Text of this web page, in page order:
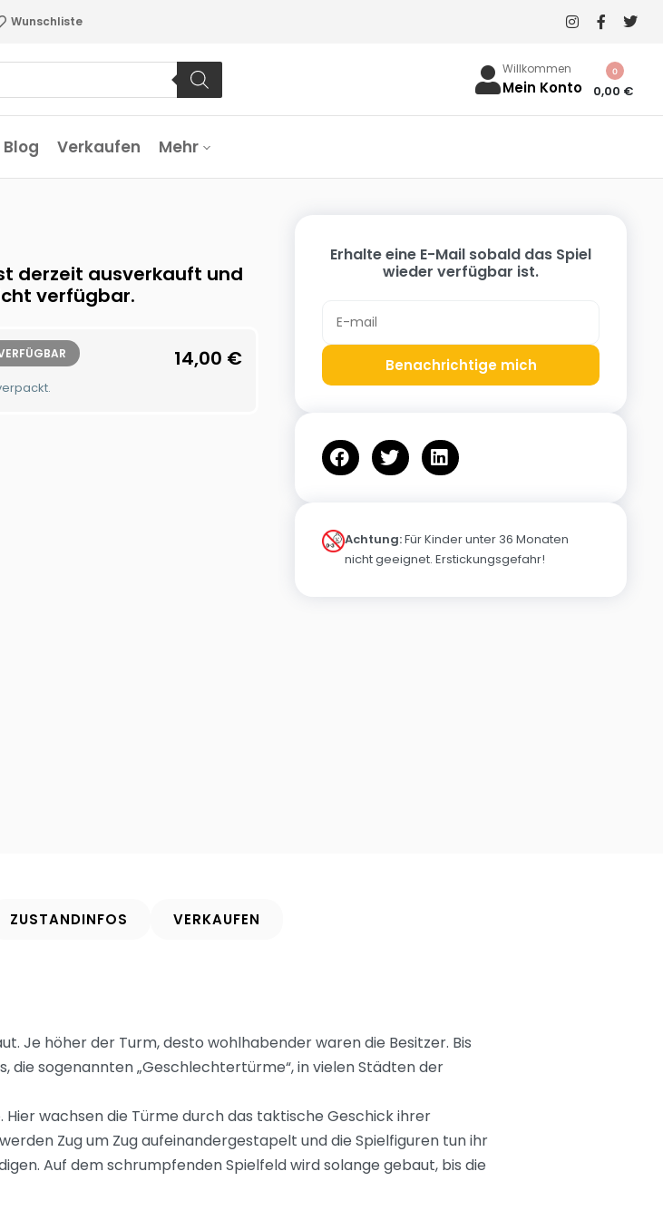
Wunschliste
Willkommen
Mein Konto 0,00 €
0
Blog Verkaufen Mehr
derzeit ausverkauft und
verfügbar.
14,00 €
Erhalte eine E-Mail sobald das Spiel
wieder verfügbar ist.
Benachrichtige mich
Achtung:Für Kinder unter 36 Monaten
nicht geeignet. Erstickungsgefahr!
ZUSTANDINFOS VERKAUFEN
Je höher der Turm, desto wohlhabender waren die Besitzer. Bis
die sogenannten „Geschlechtertürme“, in vielen Städten der
Hier wachsen die Türme durch das taktische Geschick ihrer
Zug um Zug aufeinandergestapelt und die Spielfiguren tun ihr
Auf dem schrumpfenden Spielfeld wird solange gebaut, bis die